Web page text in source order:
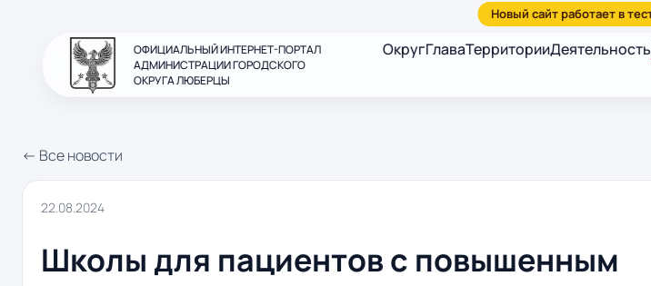
ОФИЦИАЛЬНЫЙ ИНТЕРНЕТ-ПОРТАЛ
АДМИНИСТРАЦИИ ГОРОДСКОГО
ОКРУГА ЛЮБЕРЦЫ
ОкругГлаваТерриторииДеятельность
← Все новости
22.08.2024
Школы для пациентов с повышенным